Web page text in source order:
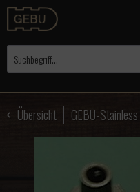
Übersicht GEBU-Stainless